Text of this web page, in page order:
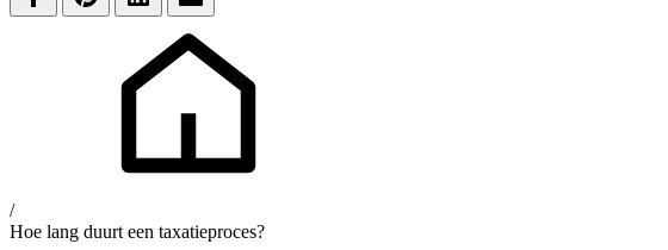
/
Hoe lang duurt een taxatieproces?